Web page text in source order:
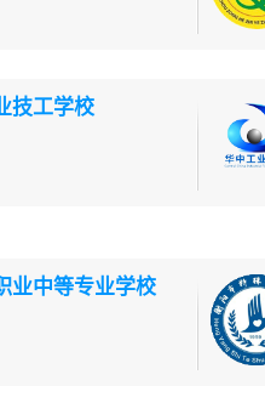
技工学校
业中等专业学校